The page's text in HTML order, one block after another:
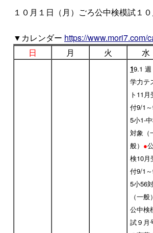
１０月１日（月）ごろ公中検模試１
▼カレンダー https://www.mori7.com/
日
月 火 水
19.1 週
学力テ
ト11月
付9/1
5小1-
対象（
般） ●
検10月
付9/1
5小56
（一般）
公中検
試９月